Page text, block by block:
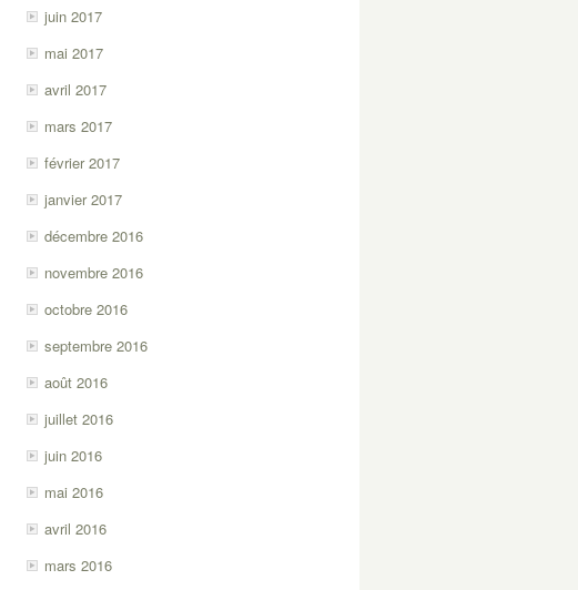
juin 2017
mai 2017
avril 2017
mars 2017
février 2017
janvier 2017
décembre 2016
novembre 2016
octobre 2016
septembre 2016
août 2016
juillet 2016
juin 2016
mai 2016
avril 2016
mars 2016